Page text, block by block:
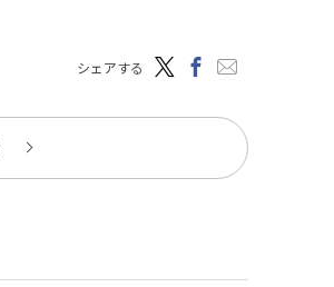
シェアする